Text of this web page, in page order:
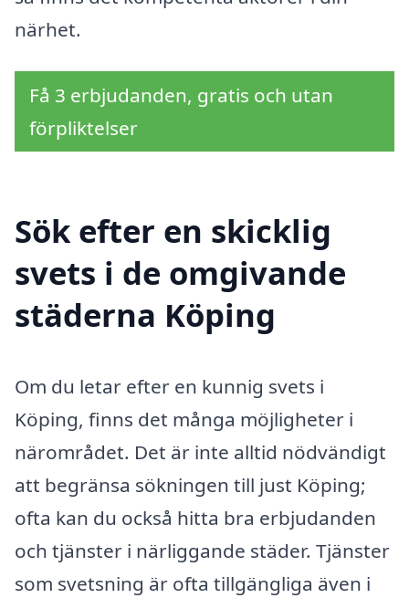
närhet.
Få 3 erbjudanden, gratis och utan
förpliktelser
Sök efter en skicklig
svets i de omgivande
städerna Köping
Om du letar efter en kunnig svets i
Köping, finns det många möjligheter i
närområdet. Det är inte alltid nödvändigt
att begränsa sökningen till just Köping;
ofta kan du också hitta bra erbjudanden
och tjänster i närliggande städer. Tjänster
som svetsning är ofta tillgängliga även i